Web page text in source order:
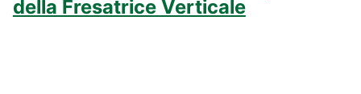
della Fresatrice Verticale